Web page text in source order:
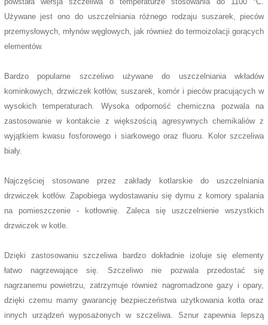
Używane jest ono do uszczelniania różnego rodzaju suszarek, pieców
przemysłowych, młynów węglowych, jak również do termoizolacji gorących
elementów.
Bardzo popularne szczeliwo używane do uszczelniania wkładów
kominkowych, drzwiczek kotłów, suszarek, komór i pieców pracujących w
wysokich temperaturach. Wysoka odporność chemiczna pozwala na
zastosowanie w kontakcie z większością agresywnych chemikaliów z
wyjątkiem kwasu fosforowego i siarkowego oraz fluoru. Kolor szczeliwa
biały.
Najczęściej stosowane przez zakłady kotlarskie do uszczelniania
drzwiczek kotłów. Zapobiega wydostawaniu się dymu z komory spalania
na pomieszczenie - kotłownię. Zaleca się uszczelnienie wszystkich
drzwiczek w kotle.
Dzięki zastosowaniu szczeliwa bardzo dokładnie izoluje się elementy
łatwo nagrzewające się. Szczeliwo nie pozwala przedostać się
nagrzanemu powietrzu, zatrzymuje również nagromadzone gazy i opary,
dzięki czemu mamy gwarancję bezpieczeństwa użytkowania kotła oraz
innych urządzeń wyposażonych w szczeliwa. Sznur zapewnia lepszą